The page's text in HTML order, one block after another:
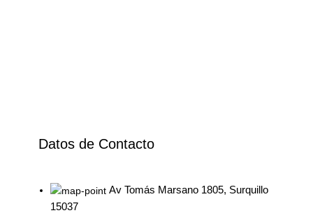
Datos de Contacto
Av Tomás Marsano 1805, Surquillo
15037